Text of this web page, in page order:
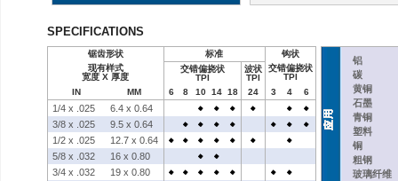
SPECIFICATIONS
锯齿形状 标准
钩状
现有样式
宽度 X 厚度
交错偏挠状
TPI
波状
TPI
交错偏挠状
TPI
IN
MM 6 8 10 14 18 24 3 4 6
1/4 x .025
6.4 x 0.64
3/8 x .025
9.5 x 0.64
1/2 x .025
12.7 x 0.64
5/8 x .032
16 x 0.80
3/4 x .032
19 x 0.80
铝
碳
黄铜
石墨
青铜
塑料
铜
粗钢
玻璃纤维